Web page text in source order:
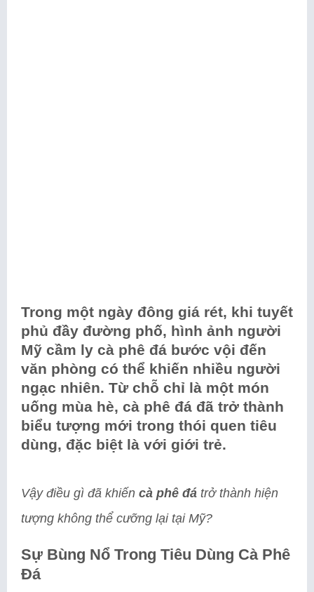
Trong một ngày đông giá rét, khi tuyết
phủ đầy đường phố, hình ảnh người
Mỹ cầm ly cà phê đá bước vội đến
văn phòng có thể khiến nhiều người
ngạc nhiên. Từ chỗ chỉ là một món
uống mùa hè, cà phê đá đã trở thành
biểu tượng mới trong thói quen tiêu
dùng, đặc biệt là với giới trẻ.
Vậy điều gì đã khiến cà phê đá trở thành hiện
tượng không thể cưỡng lại tại Mỹ?
Sự Bùng Nổ Trong Tiêu Dùng Cà Phê
Đá